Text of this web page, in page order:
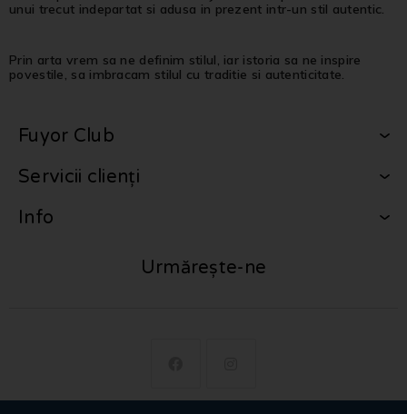
unui trecut indepartat si adusa in prezent intr-un stil autentic.
Prin arta vrem sa ne definim stilul, iar istoria sa ne inspire
povestile, sa imbracam stilul cu traditie si autenticitate.
Fuyor Club
Servicii clienți
Info
Urmărește-ne